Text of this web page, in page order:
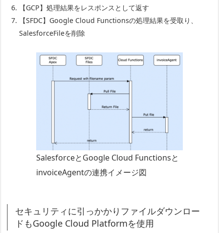
【GCP】処理結果をレスポンスとして返す
【SFDC】Google Cloud Functionsの処理結果を受取り、
SalesforceFileを削除
SalesforceとGoogle Cloud Functionsと
invoiceAgentの連携イメージ図
セキュリティに引っかかりファイルダウンロー
ドもGoogle Cloud Platformを使用